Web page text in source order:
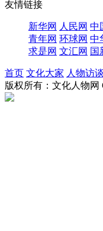
友情链接
新华网 人民网 中
青年网 环球网 中
求是网 文汇网 国
首页 文化大家 人物访谈
版权所有：文化人物网